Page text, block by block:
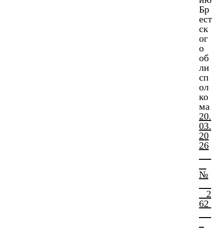
Бр
ест
ск
ог
о
об
ли
сп
ол
ко
ма
20.
03.
20
26
№
2
62